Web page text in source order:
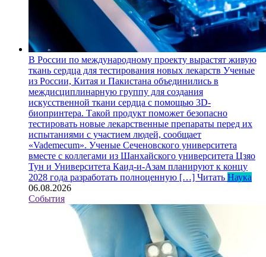
В России по международному проекту вырастят живую
ткань сердца для тестирования новых лекарств Ученые
из России, Китая и Пакистана объединились в
междисциплинарную группу для создания
искусственной ткани сердца с помощью 3D-
биопринтера. Такой продукт поможет безопасно
тестировать новые лекарственные препараты перед их
испытаниями с участием людей, сообщает
«Vademecum». Ученые Сеченовского университета
вместе с коллегами из Шанхайского университета Цзяо
Тун и Университета Каид-и-Азам планируют к концу
2028 года разработать полноценную […] Читать Наука
06.08.2026
События